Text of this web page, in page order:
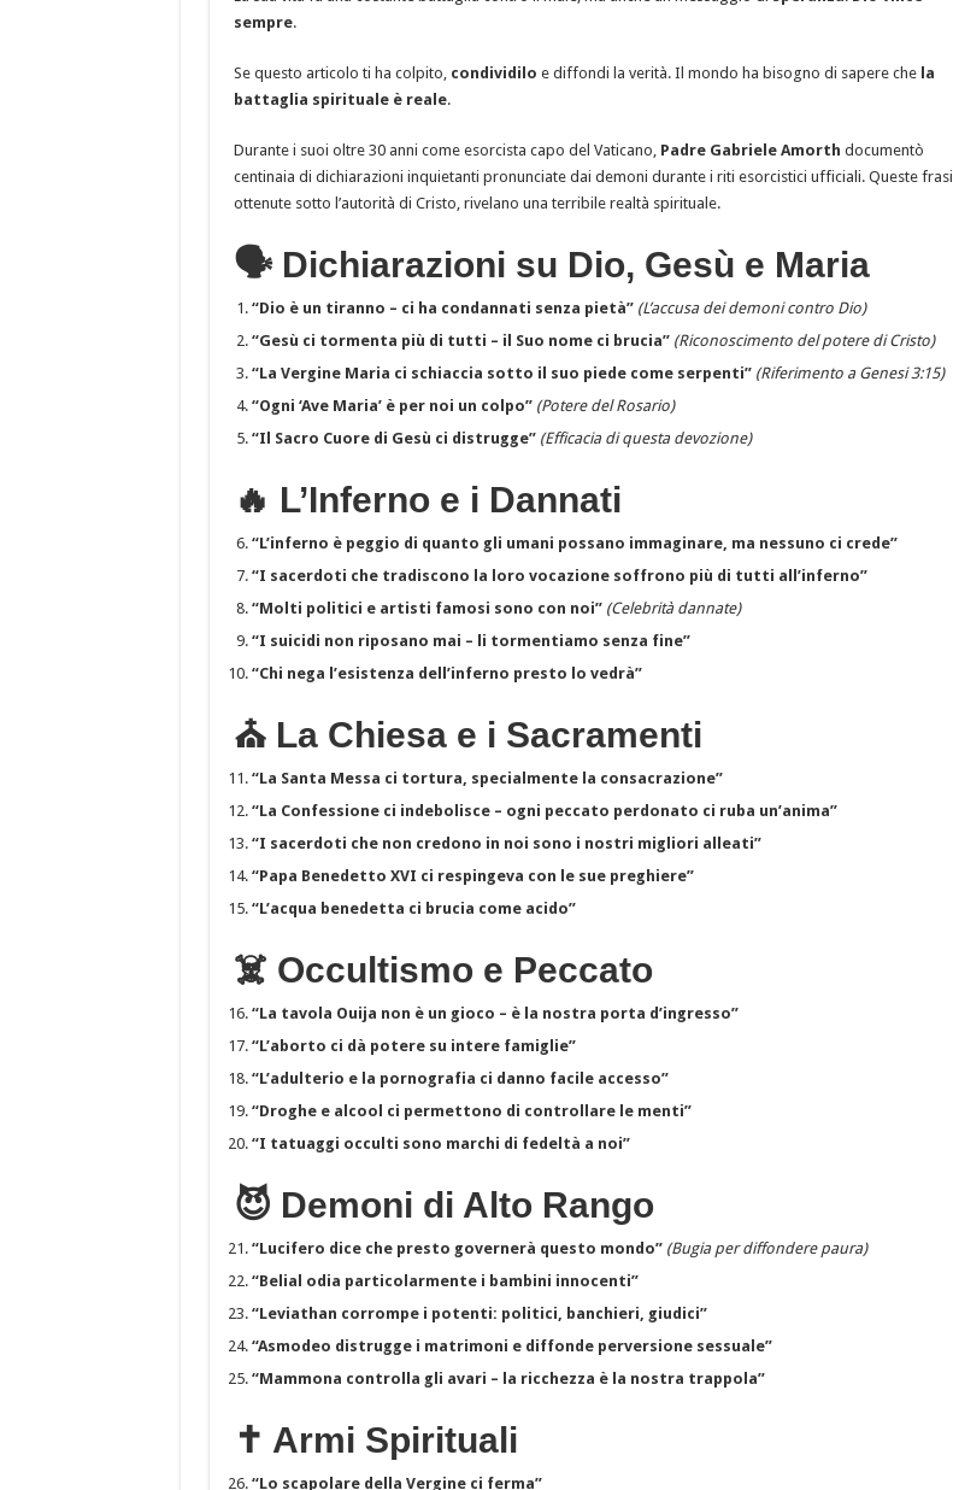
sempre.
Se questo articolo ti ha colpito, condividilo e diffondi la verità. Il mondo ha bisogno di sapere che la
battaglia spirituale è reale.
Durante i suoi oltre 30 anni come esorcista capo del Vaticano, Padre Gabriele Amorth documentò
centinaia di dichiarazioni inquietanti pronunciate dai demoni durante i riti esorcistici ufficiali. Queste frasi,
ottenute sotto l’autorità di Cristo, rivelano una terribile realtà spirituale.
🗣️ Dichiarazioni su Dio, Gesù e Maria
“Dio è un tiranno – ci ha condannati senza pietà” (L’accusa dei demoni contro Dio)
“Gesù ci tormenta più di tutti – il Suo nome ci brucia” (Riconoscimento del potere di Cristo)
“La Vergine Maria ci schiaccia sotto il suo piede come serpenti” (Riferimento a Genesi 3:15)
“Ogni ‘Ave Maria’ è per noi un colpo” (Potere del Rosario)
“Il Sacro Cuore di Gesù ci distrugge” (Efficacia di questa devozione)
🔥 L’Inferno e i Dannati
“L’inferno è peggio di quanto gli umani possano immaginare, ma nessuno ci crede”
“I sacerdoti che tradiscono la loro vocazione soffrono più di tutti all’inferno”
“Molti politici e artisti famosi sono con noi” (Celebrità dannate)
“I suicidi non riposano mai – li tormentiamo senza fine”
“Chi nega l’esistenza dell’inferno presto lo vedrà”
⛪ La Chiesa e i Sacramenti
“La Santa Messa ci tortura, specialmente la consacrazione”
“La Confessione ci indebolisce – ogni peccato perdonato ci ruba un’anima”
“I sacerdoti che non credono in noi sono i nostri migliori alleati”
“Papa Benedetto XVI ci respingeva con le sue preghiere”
“L’acqua benedetta ci brucia come acido”
☠️ Occultismo e Peccato
“La tavola Ouija non è un gioco – è la nostra porta d’ingresso”
“L’aborto ci dà potere su intere famiglie”
“L’adulterio e la pornografia ci danno facile accesso”
“Droghe e alcool ci permettono di controllare le menti”
“I tatuaggi occulti sono marchi di fedeltà a noi”
😈 Demoni di Alto Rango
“Lucifero dice che presto governerà questo mondo” (Bugia per diffondere paura)
“Belial odia particolarmente i bambini innocenti”
“Leviathan corrompe i potenti: politici, banchieri, giudici”
“Asmodeo distrugge i matrimoni e diffonde perversione sessuale”
“Mammona controlla gli avari – la ricchezza è la nostra trappola”
✝️ Armi Spirituali
“Lo scapolare della Vergine ci ferma”